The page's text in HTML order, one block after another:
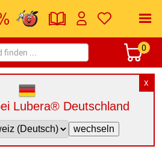
0
X
Lubera® Deutschland